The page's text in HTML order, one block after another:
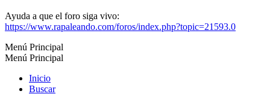
Ayuda a que el foro siga vivo:
https://www.rapaleando.com/foros/index.php?topic=21593.0
Menú Principal
Menú Principal
Inicio
Buscar